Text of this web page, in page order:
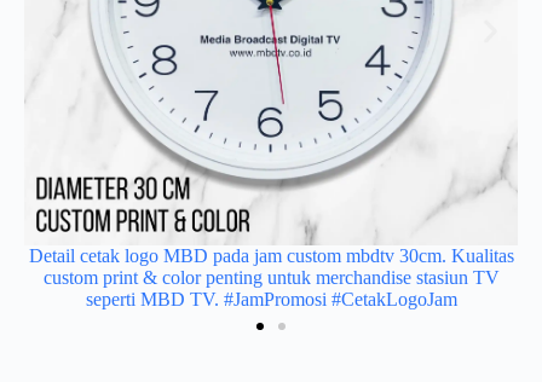
Detail cetak logo MBD pada jam custom mbdtv 30cm. Kualitas
custom print & color penting untuk merchandise stasiun TV
seperti MBD TV. #JamPromosi #CetakLogoJam